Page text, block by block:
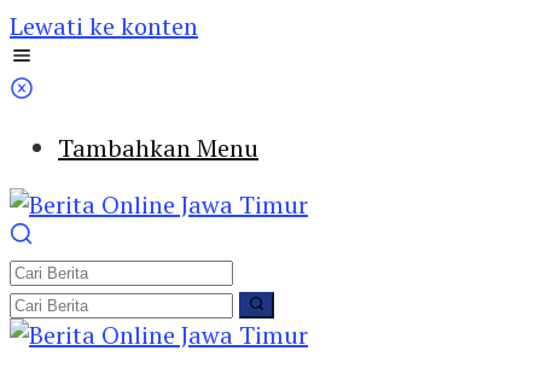
Lewati ke konten
Tambahkan Menu